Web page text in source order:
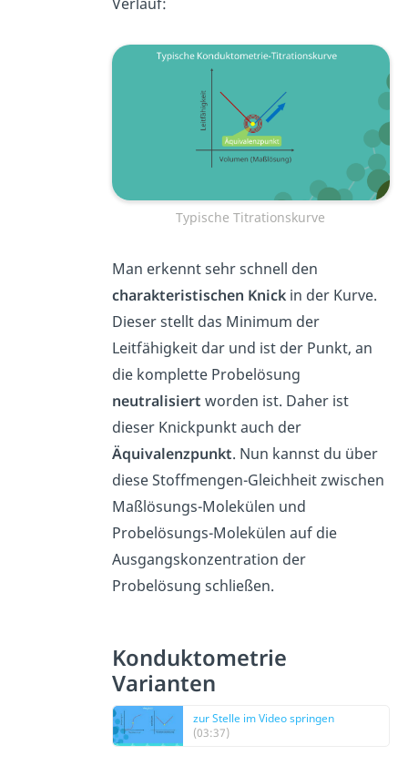
Typische Titrationskurve
Man erkennt sehr schnell den
charakteristischen Knickin der Kurve.
Dieser stellt das Minimum der
Leitfähigkeit dar und ist der Punkt, an
die komplette Probelösung
neutralisiert worden ist. Daher ist
dieser Knickpunkt auch der
Äquivalenzpunkt. Nun kannst du über
diese Stoffmengen-Gleichheit zwischen
Maßlösungs-Molekülen und
Probelösungs-Molekülen auf die
Ausgangskonzentration der
Probelösung schließen.
Konduktometrie
Varianten
zur Stelle im Video springen
(03:37)